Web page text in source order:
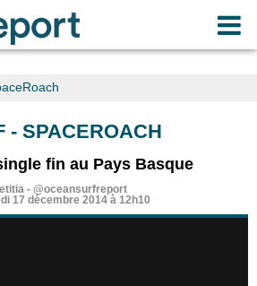
- SPACEROACH
fin au Pays Basque
- @oceansurfreport
17 décembre 2014 à 12h10